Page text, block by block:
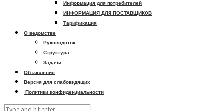
Информация для потребителей
ИНФОРМАЦИЯ ДЛЯ ПОСТАВЩИКОВ
Тарификация
О ведомстве
Руководство
Структура
Задачи
Объявления
Версия для слабовидящих
Политики конфиденциальности